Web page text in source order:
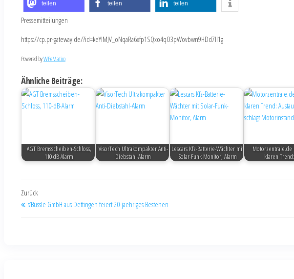
teilen teilen teilen
Pressemitteilungen
https://cp.pr-gateway.de/?id=keYlMJV_oNqaRa6xfp1SQxo4qO3pWovbwn9HDd7Il1g
Powered byWPeMatico
Ähnliche Beiträge:
AGT Bremsscheiben-Schloss,
110-dB-Alarm
VisorTech Ultrakompakter Anti-
Diebstahl-Alarm
Lescars Kfz-Batterie-Wächter mit
Solar-Funk-Monitor, Alarm
Motorzentrale.de
klaren
Zurück
s’Bussle GmbH aus Dettingen feiert 20-jaehriges Bestehen